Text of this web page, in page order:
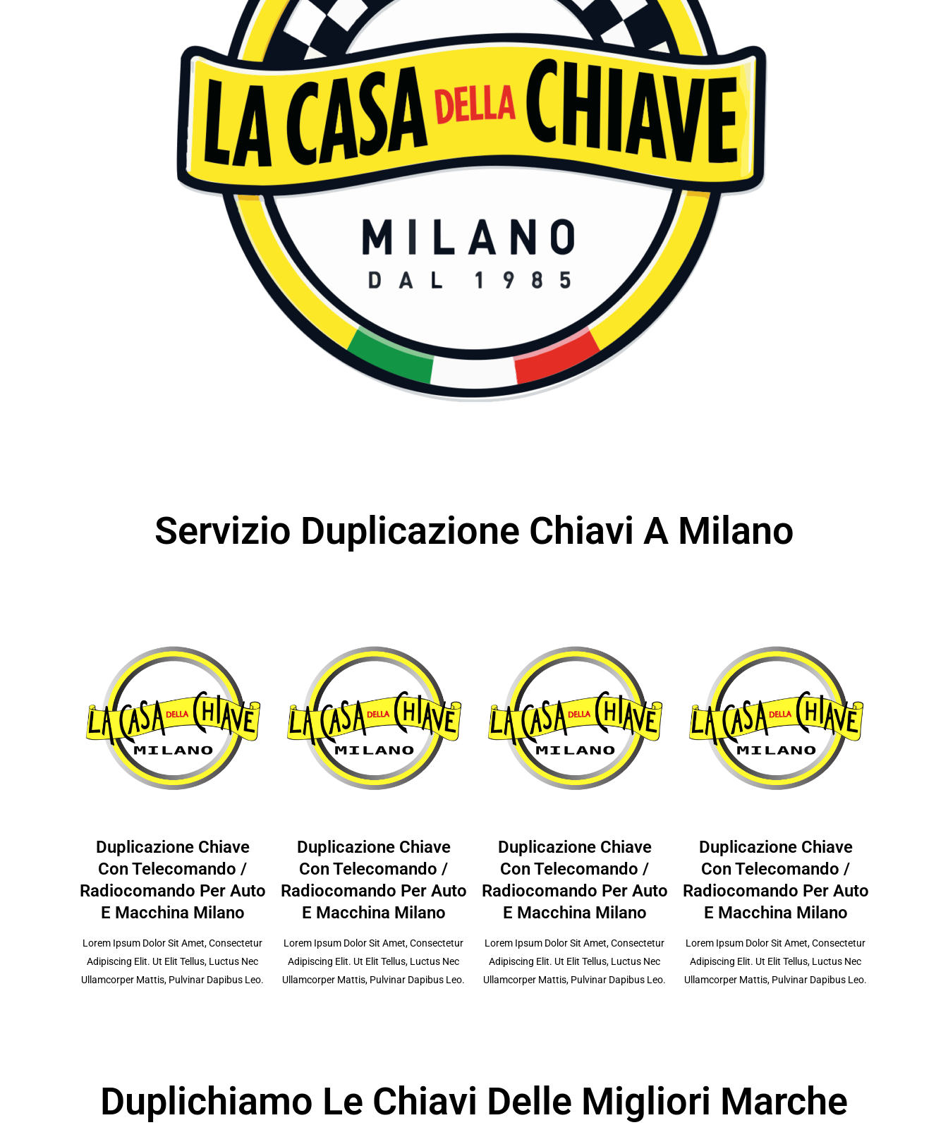
Servizio Duplicazione Chiavi A Milano
Duplicazione Chiave
Con Telecomando /
Radiocomando Per Auto
E Macchina Milano
Lorem Ipsum Dolor Sit Amet, Consectetur
Adipiscing Elit. Ut Elit Tellus, Luctus Nec
Ullamcorper Mattis, Pulvinar Dapibus Leo.
Duplicazione Chiave
Con Telecomando /
Radiocomando Per Auto
E Macchina Milano
Lorem Ipsum Dolor Sit Amet, Consectetur
Adipiscing Elit. Ut Elit Tellus, Luctus Nec
Ullamcorper Mattis, Pulvinar Dapibus Leo.
Duplicazione Chiave
Con Telecomando /
Radiocomando Per Auto
E Macchina Milano
Lorem Ipsum Dolor Sit Amet, Consectetur
Adipiscing Elit. Ut Elit Tellus, Luctus Nec
Ullamcorper Mattis, Pulvinar Dapibus Leo.
Duplicazione Chiave
Con Telecomando /
Radiocomando Per Auto
E Macchina Milano
Lorem Ipsum Dolor Sit Amet, Consectetur
Adipiscing Elit. Ut Elit Tellus, Luctus Nec
Ullamcorper Mattis, Pulvinar Dapibus Leo.
Duplichiamo Le Chiavi Delle Migliori Marche